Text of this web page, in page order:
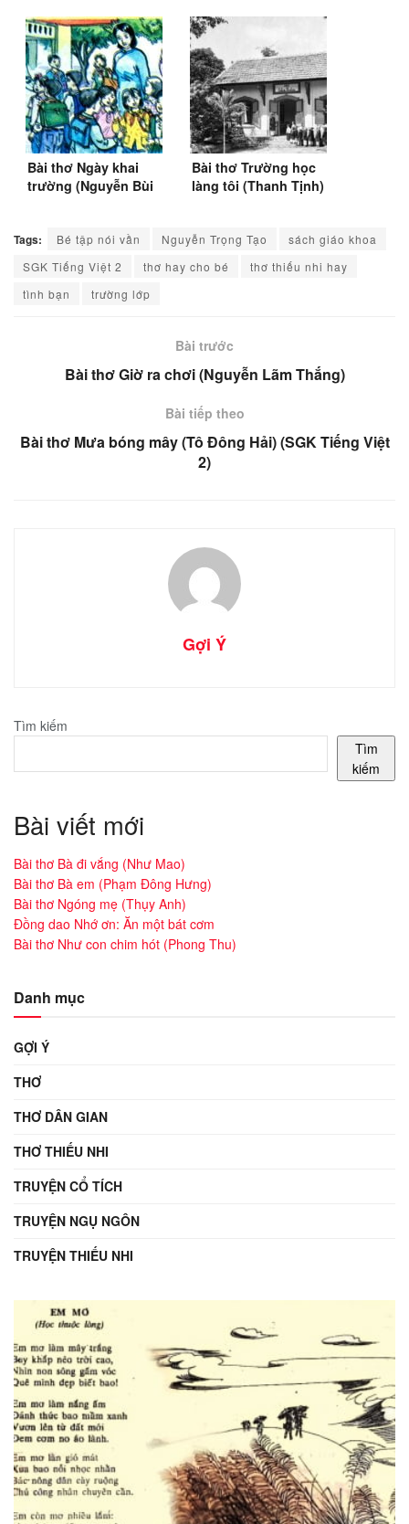
Bài thơ Ngày khai
trường (Nguyễn Bùi
Bài thơ Trường học
làng tôi (Thanh Tịnh)
Tags: Bé tập nói vần Nguyễn Trọng Tạo
sách giáo khoa
SGK Tiếng Việt 2
thơ hay cho bé
thơ thiếu nhi hay
tình bạn
trường lớp
Bài trước
Bài thơ Giờ ra chơi (Nguyễn Lãm Thắng)
Bài tiếp theo
Bài thơ Mưa bóng mây (Tô Đông Hải) (SGK Tiếng Việt
2)
Gợi Ý
Tìm kiếm
Tìm
kiếm
Bài viết mới
Bài thơ Bà đi vắng (Như Mao)
Bài thơ Bà em (Phạm Đông Hưng)
Bài thơ Ngóng mẹ (Thụy Anh)
Đồng dao Nhớ ơn: Ăn một bát cơm
Bài thơ Như con chim hót (Phong Thu)
Danh mục
GỢI Ý
THƠ
THƠ DÂN GIAN
THƠ THIẾU NHI
TRUYỆN CỔ TÍCH
TRUYỆN NGỤ NGÔN
TRUYỆN THIẾU NHI